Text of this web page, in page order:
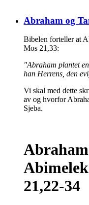
Abraham og
Bibelen forteller at
Mos 21,33:
"Abraham plantet en
han Herrens, den
Vi skal med dette
av og hvorfor
Sjeba.
21,22-34